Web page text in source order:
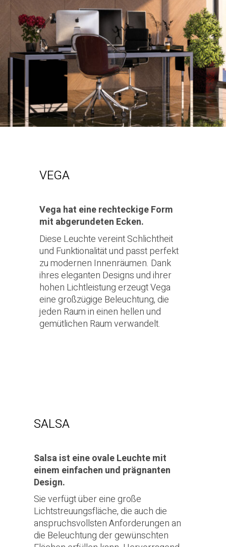
VEGA
Vega hat eine rechteckige Form
mit abgerundeten Ecken.
Diese Leuchte vereint Schlichtheit
und Funktionalität und passt perfekt
zu modernen Innenräumen. Dank
ihres eleganten Designs und ihrer
hohen Lichtleistung erzeugt Vega
eine großzügige Beleuchtung, die
jeden Raum in einen hellen und
gemütlichen Raum verwandelt.
SALSA
Salsa ist eine ovale Leuchte mit
einem einfachen und prägnanten
Design.
Sie verfügt über eine große
Lichtstreuungsfläche, die auch die
anspruchsvollsten Anforderungen an
die Beleuchtung der gewünschten